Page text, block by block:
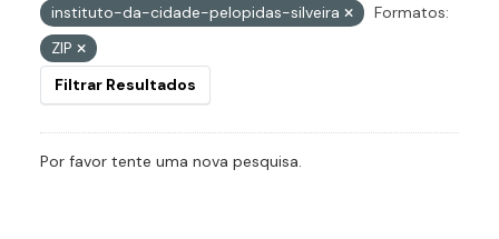
instituto-da-cidade-pelopidas-silveira
Formatos:
ZIP
Filtrar Resultados
Por favor tente uma nova pesquisa.